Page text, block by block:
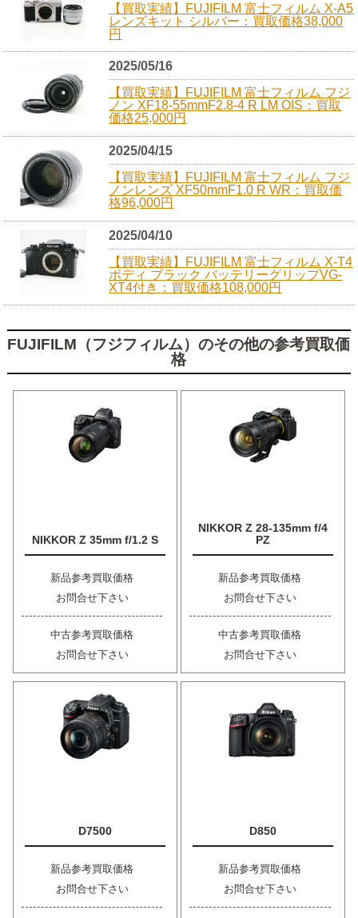
【買取実績】FUJIFILM 富士フィルム X-A5
レンズキット シルバー：買取価格38,000
円
2025/05/16
【買取実績】FUJIFILM 富士フィルム フジ
ノン XF18-55mmF2.8-4 R LM OIS：買取
価格25,000円
2025/04/15
【買取実績】FUJIFILM 富士フィルム フジ
ノンレンズ XF50mmF1.0 R WR：買取価
格96,000円
2025/04/10
【買取実績】FUJIFILM 富士フィルム X-T4
ボディ ブラック バッテリーグリップVG-
XT4付き：買取価格108,000円
FUJIFILM（フジフィルム）のその他の参考買取価
格
NIKKOR Z 35mm f/1.2 S
新品参考買取価格
お問合せ下さい
中古参考買取価格
お問合せ下さい
NIKKOR Z 28-135mm f/4
PZ
新品参考買取価格
お問合せ下さい
中古参考買取価格
お問合せ下さい
D7500
新品参考買取価格
お問合せ下さい
D850
新品参考買取価格
お問合せ下さい